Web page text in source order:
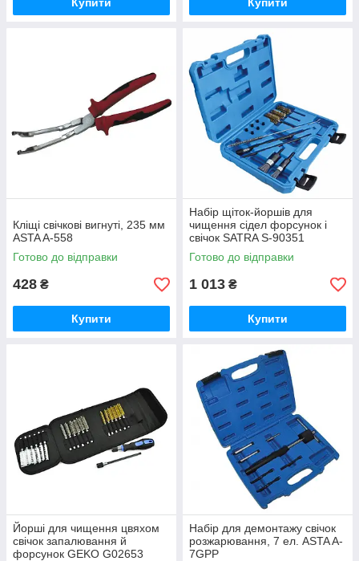
Кліщі свічкові вигнуті, 235 мм
ASTA A-558
Готово до відправки
428 ₴
Купити
Набір щіток-йоршів для
чищення сідел форсунок і
свічок SATRA S-90351
Готово до відправки
1 013 ₴
Купити
Йорші для чищення цвяхом
свічок запалювання й
форсунок GEKO G02653
Набір для демонтажу свічок
розжарювання, 7 ел. ASTA A-
7GPP